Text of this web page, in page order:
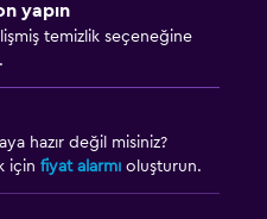
yapın
temizlik seçeneğine
hazır değil misiniz?
için fiyat alarmı oluşturun.